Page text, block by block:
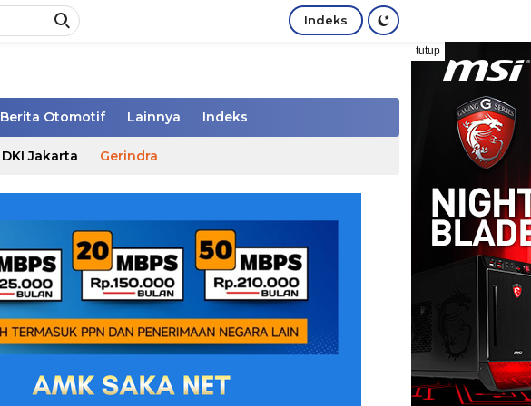
Indeks
tutup
Berita Otomotif Lainnya Indeks
DKI Jakarta Gerindra